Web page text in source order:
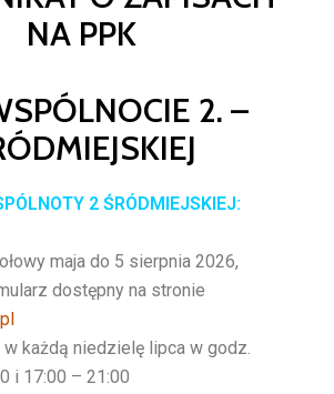
NA PPK
2. –
2 ŚRÓDMIEJSKIEJ:
maja do 5 sierpnia 2026,
dostępny na stronie
w każdą niedzielę lipca w godz.
i 17:00 – 21:00